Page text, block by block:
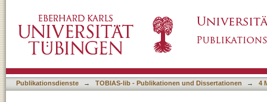
mittels eines digitalen
Publikationsdienste → TOBIAS-lib - Publikationen und Dissertationen → 4